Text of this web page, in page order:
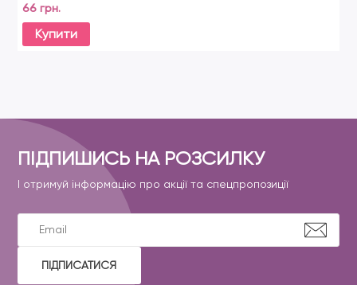
66 грн.
Купити
ПІДПИШИСЬ НА РОЗСИЛКУ
І отримуй інформацію про акції та спецпропозиції
ПІДПИСАТИСЯ